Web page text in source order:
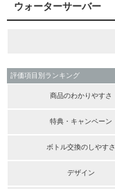
ウォーターサーバー
評価項目別ランキング
商品のわかりやすさ
特典・キャンペーン
ボトル交換のしやすさ
デザイン